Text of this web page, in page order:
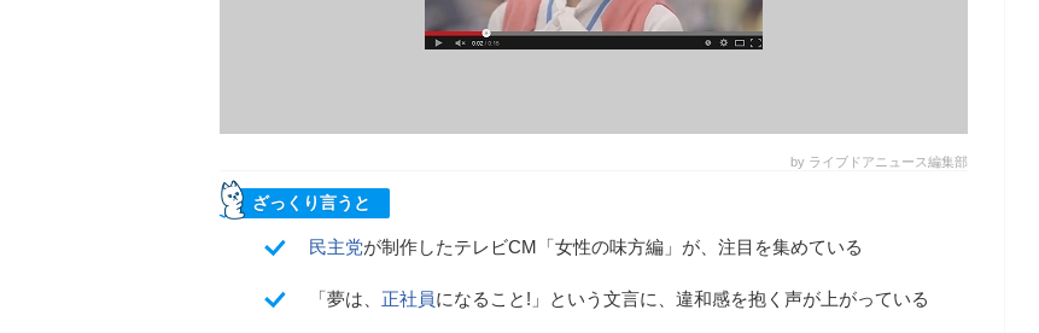
by ライブドアニュース編集部
ざっくり言うと
民主党が制作したテレビCM「女性の味方編」が、注目を集めている
「夢は、 正社員になること!」という文言に、違和感を抱く声が上がっている